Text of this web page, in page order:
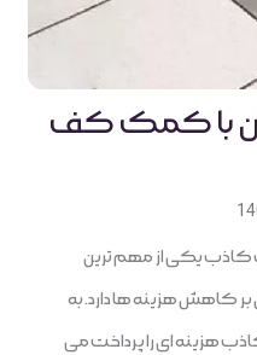
با کمک کف
یکی از مهم ترین
بر کاهش هزینه ها دارد. به
هزینه ای را پرداخت می